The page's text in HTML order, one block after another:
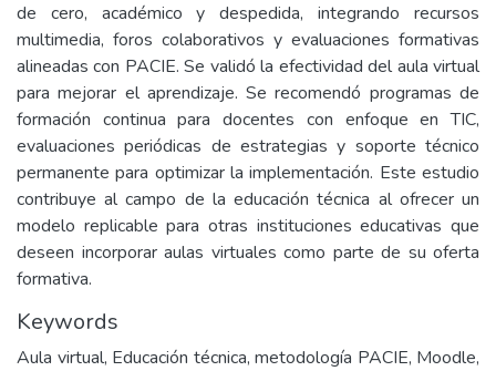
de cero, académico y despedida, integrando recursos
multimedia, foros colaborativos y evaluaciones formativas
alineadas con PACIE. Se validó la efectividad del aula virtual
para mejorar el aprendizaje. Se recomendó programas de
formación continua para docentes con enfoque en TIC,
evaluaciones periódicas de estrategias y soporte técnico
permanente para optimizar la implementación. Este estudio
contribuye al campo de la educación técnica al ofrecer un
modelo replicable para otras instituciones educativas que
deseen incorporar aulas virtuales como parte de su oferta
formativa.
Keywords
Aula virtual, Educación técnica, metodología PACIE, Moodle,